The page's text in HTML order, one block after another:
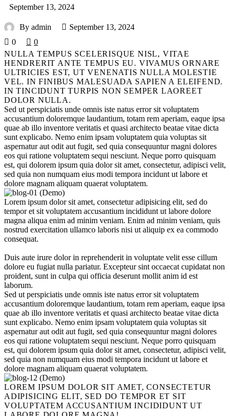
September 13, 2024
By admin
September 13, 2024
0
0
NULLA TEMPUS SCELERISQUE NISL, VITAE
HENDRERIT ANTE TEMPUS EU. VIVAMUS ORNARE
ULTRICIES EST, UT VENENATIS NULLA MOLESTIE
VEL. IN FINIBUS MALESUADA SAPIEN A ELEIFEND.
IN TINCIDUNT TURPIS NON SEMPER LAOREET
DOLOR NULLA.
Sed ut perspiciatis unde omnis iste natus error sit voluptatem
accusantium doloremque laudantium, totam rem aperiam, eaque ipsa
quae ab illo inventore veritatis et quasi architecto beatae vitae dicta
sunt explicabo. Nemo enim ipsam voluptatem quia voluptas sit
aspernatur aut odit aut fugit, sed quia consequuntur magni dolores
eos qui ratione voluptatem sequi nesciunt. Neque porro quisquam
est, qui dolorem ipsum quia dolor sit amet, consectetur, adipisci velit,
sed quia non numquam eius modi tempora incidunt ut labore et
dolore magnam aliquam quaerat voluptatem.
Lorem ipsum dolor sit amet, consectetur adipisicing elit, sed do
tempor et sit voluptatem accusantium incididunt ut labore dolore
magna aliqua enim ad minim veniam. Enim ad minim veniam, quis
nostrud exercitation ullamco laboris nisi ut aliquip ex ea commodo
consequat.
Duis aute irure dolor in reprehenderit in voluptate velit esse cillum
dolore eu fugiat nulla pariatur. Excepteur sint occaecat cupidatat non
proident, sunt in culpa qui officia deserunt mollit anim id est
laborum.
Sed ut perspiciatis unde omnis iste natus error sit voluptatem
accusantium doloremque laudantium, totam rem aperiam, eaque ipsa
quae ab illo inventore veritatis et quasi architecto beatae vitae dicta
sunt explicabo. Nemo enim ipsam voluptatem quia voluptas sit
aspernatur aut odit aut fugit, sed quia consequuntur magni dolores
eos qui ratione voluptatem sequi nesciunt. Neque porro quisquam
est, qui dolorem ipsum quia dolor sit amet, consectetur, adipisci velit,
sed quia non numquam eius modi tempora incidunt ut labore et
dolore magnam aliquam quaerat voluptatem.
LOREM IPSUM DOLOR SIT AMET, CONSECTETUR
ADIPISICING ELIT, SED DO TEMPOR ET SIT
VOLUPTATEM ACCUSANTIUM INCIDIDUNT UT